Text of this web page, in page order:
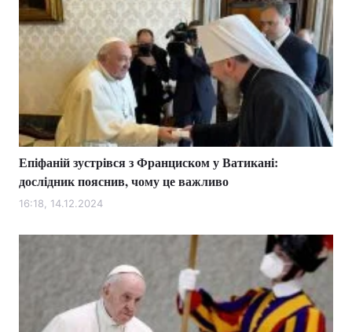
Епіфаній зустрівся з Франциском у Ватикані:
дослідник пояснив, чому це важливо
16:18, 14.12.2024